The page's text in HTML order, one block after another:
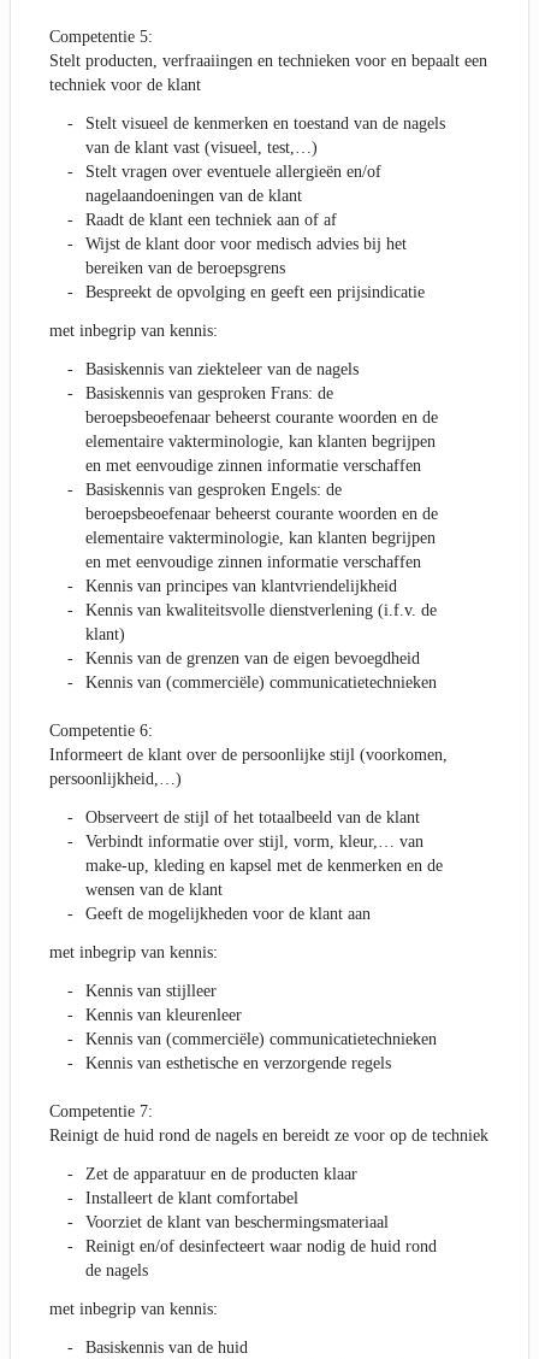
Competentie 5:
Stelt producten, verfraaiingen en technieken voor en bepaalt een
techniek voor de klant
Stelt visueel de kenmerken en toestand van de nagels
van de klant vast (visueel, test,…)
Stelt vragen over eventuele allergieën en/of
nagelaandoeningen van de klant
Raadt de klant een techniek aan of af
Wijst de klant door voor medisch advies bij het
bereiken van de beroepsgrens
Bespreekt de opvolging en geeft een prijsindicatie
met inbegrip van kennis:
Basiskennis van ziekteleer van de nagels
Basiskennis van gesproken Frans: de
beroepsbeoefenaar beheerst courante woorden en de
elementaire vakterminologie, kan klanten begrijpen
en met eenvoudige zinnen informatie verschaffen
Basiskennis van gesproken Engels: de
beroepsbeoefenaar beheerst courante woorden en de
elementaire vakterminologie, kan klanten begrijpen
en met eenvoudige zinnen informatie verschaffen
Kennis van principes van klantvriendelijkheid
Kennis van kwaliteitsvolle dienstverlening (i.f.v. de
klant)
Kennis van de grenzen van de eigen bevoegdheid
Kennis van (commerciële) communicatietechnieken
Competentie 6:
Informeert de klant over de persoonlijke stijl (voorkomen,
persoonlijkheid,…)
Observeert de stijl of het totaalbeeld van de klant
Verbindt informatie over stijl, vorm, kleur,… van
make-up, kleding en kapsel met de kenmerken en de
wensen van de klant
Geeft de mogelijkheden voor de klant aan
met inbegrip van kennis:
Kennis van stijlleer
Kennis van kleurenleer
Kennis van (commerciële) communicatietechnieken
Kennis van esthetische en verzorgende regels
Competentie 7:
Reinigt de huid rond de nagels en bereidt ze voor op de techniek
Zet de apparatuur en de producten klaar
Installeert de klant comfortabel
Voorziet de klant van beschermingsmateriaal
Reinigt en/of desinfecteert waar nodig de huid rond
de nagels
met inbegrip van kennis:
Basiskennis van de huid